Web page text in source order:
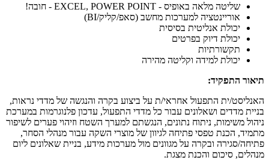
שליטה מלאה באופיס - EXCEL, POWER POINT - חובה!
אוריינטציה למערכות מחשב (סאפ/קליק/BI)
יכולת אנליטית בסיסית
יכולת דיוק בפרטים
תקשורתיות
יכולת למידה וקליטה מהירה
תיאור התפקיד:
האנליסט/ית התפעול אחראי/ת על ביצוע בקרה והנגשה של מדדי נראות,
בניית מדדים ושאלונים עבור כל מדדי התפעול, עדכון פלנוגרמות במערכת
ניהול משימות, ניתוח נתונים, הנגשתם למערך השטח וזיהוי פערים לשיפור
מתמיד, הכנת טפסי פתיחה לגיוון של מוצרי השקה עבור מנהלי הסחר,
פתיחה/סגירה ובקרה על מגוונים מול מערכות מידע, בניית שאלונים ליום
מנהלים, סיכום והכנת מצגת.